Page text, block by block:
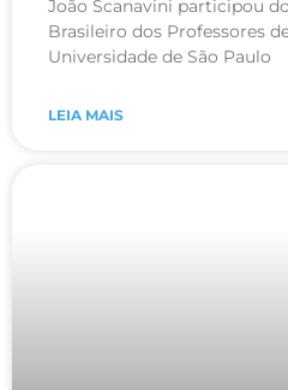
João Scanavini participou
Brasileiro dos Professores
Universidade de São Paulo
LEIA MAIS